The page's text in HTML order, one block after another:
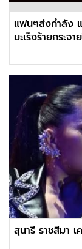
แฟนๆส่งกำลัง
มะเร็งร้ายกระจ
สุนารี ราชสีมา